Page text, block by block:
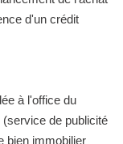
d'un crédit
à l'office du
(service de publicité
bien immobilier